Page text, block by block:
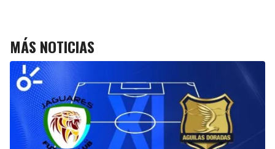
MÁS NOTICIAS